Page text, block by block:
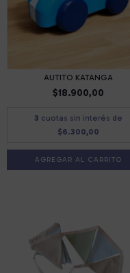
AUTITO KATANGA
$18.900,00
3 cuotas sin interés de
$6.300,00